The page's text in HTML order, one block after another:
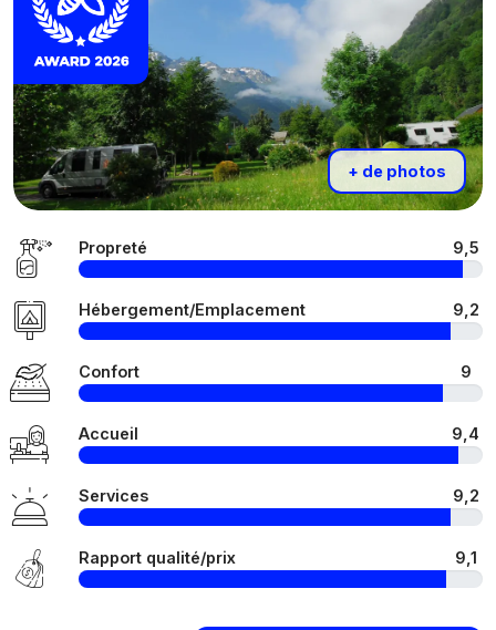
+ de photos
Propreté 9,5
Hébergement/Emplacement 9,2
Confort 9
Accueil 9,4
Services 9,2
Rapport qualité/prix 9,1